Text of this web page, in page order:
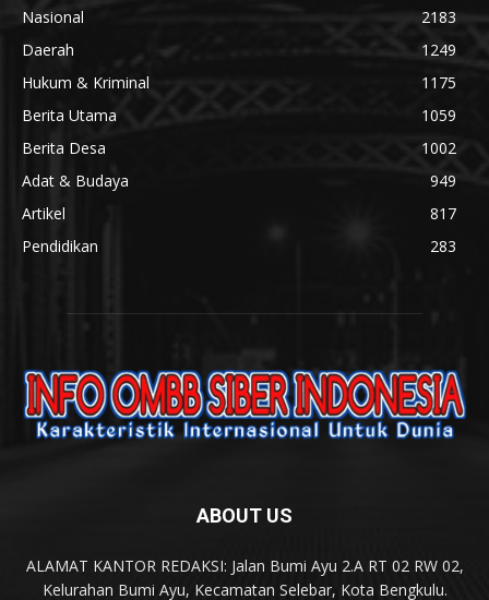
Nasional
2183
Daerah
1249
Hukum & Kriminal
1175
Berita Utama
1059
Berita Desa
1002
Adat & Budaya
949
Artikel
817
Pendidikan
283
ABOUT US
ALAMAT KANTOR REDAKSI: Jalan Bumi Ayu 2.A RT 02 RW 02,
Kelurahan Bumi Ayu, Kecamatan Selebar, Kota Bengkulu.